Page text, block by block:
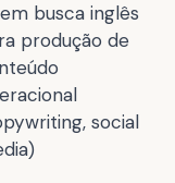
busca inglês
produção de
social